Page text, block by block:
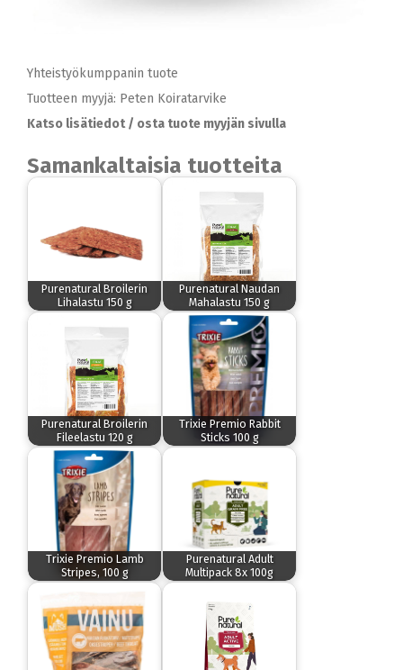
Yhteistyökumppanin tuote
Tuotteen myyjä: Peten Koiratarvike
Katso lisätiedot / osta tuote myyjän sivulla
Samankaltaisia tuotteita
Purenatural Broilerin
Lihalastu 150 g
Purenatural Naudan
Mahalastu 150 g
Purenatural Broilerin
Fileelastu 120 g
Trixie Premio Rabbit
Sticks 100 g
Trixie Premio Lamb
Stripes, 100 g
Purenatural Adult
Multipack 8x 100g